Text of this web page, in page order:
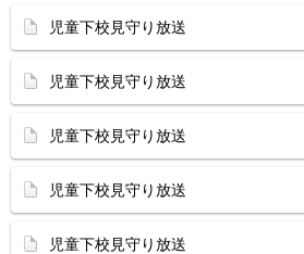
児童下校見守り放送
児童下校見守り放送
児童下校見守り放送
児童下校見守り放送
児童下校見守り放送